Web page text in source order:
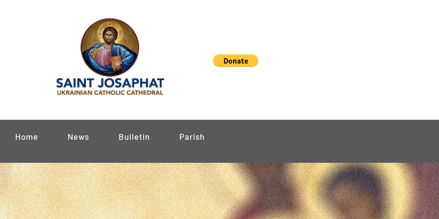
Home News Bulletin Parish